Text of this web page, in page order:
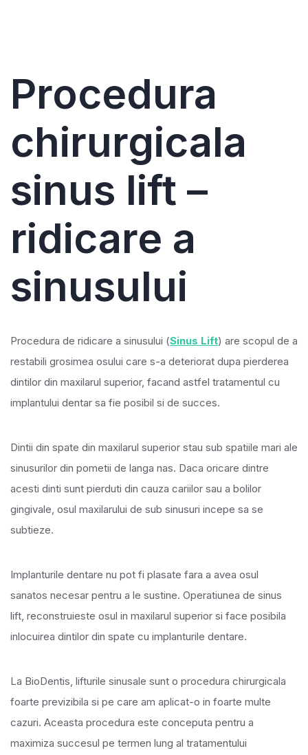
Procedura
chirurgicala
sinus lift –
ridicare a
sinusului
Procedura de ridicare a sinusului (Sinus Lift) are scopul de a
restabili grosimea osului care s-a deteriorat dupa pierderea
dintilor din maxilarul superior, facand astfel tratamentul cu
implantului dentar sa fie posibil si de succes.
Dintii din spate din maxilarul superior stau sub spatiile mari ale
sinusurilor din pometii de langa nas. Daca oricare dintre
acesti dinti sunt pierduti din cauza cariilor sau a bolilor
gingivale, osul maxilarului de sub sinusuri incepe sa se
subtieze.
Implanturile dentare nu pot fi plasate fara a avea osul
sanatos necesar pentru a le sustine. Operatiunea de sinus
lift, reconstruieste osul in maxilarul superior si face posibila
inlocuirea dintilor din spate cu implanturile dentare.
La BioDentis, lifturile sinusale sunt o procedura chirurgicala
foarte previzibila si pe care am aplicat-o in foarte multe
cazuri. Aceasta procedura este conceputa pentru a
maximiza succesul pe termen lung al tratamentului